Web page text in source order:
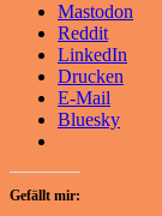
Mastodon
Reddit
LinkedIn
Drucken
E-Mail
Bluesky
Gefällt mir: